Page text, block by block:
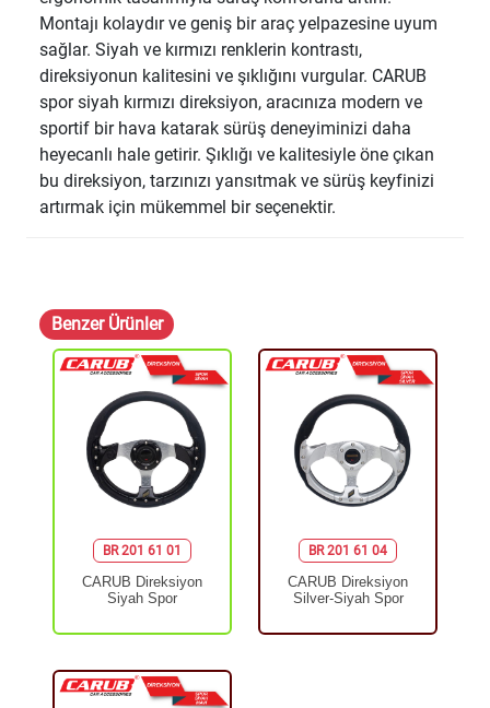
Montajı kolaydır ve geniş bir araç yelpazesine uyum
sağlar. Siyah ve kırmızı renklerin kontrastı,
direksiyonun kalitesini ve şıklığını vurgular. CARUB
spor siyah kırmızı direksiyon, aracınıza modern ve
sportif bir hava katarak sürüş deneyiminizi daha
heyecanlı hale getirir. Şıklığı ve kalitesiyle öne çıkan
bu direksiyon, tarzınızı yansıtmak ve sürüş keyfinizi
artırmak için mükemmel bir seçenektir.
Benzer Ürünler
BR 201 61 01
CARUB Direksiyon
Siyah Spor
BR 201 61 04
CARUB Direksiyon
Silver-Siyah Spor